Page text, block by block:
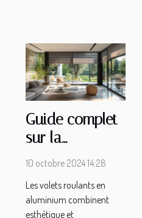
Guide complet
sur la
maintenance
roulants en
aluminium
10 octobre 2024 14:28
Les volets roulants en
aluminium combinent
esthétique et